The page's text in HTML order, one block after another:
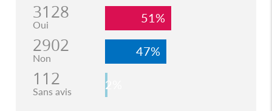
3128
Oui 51%
2902
Non 47%
112
Sans avis 2%